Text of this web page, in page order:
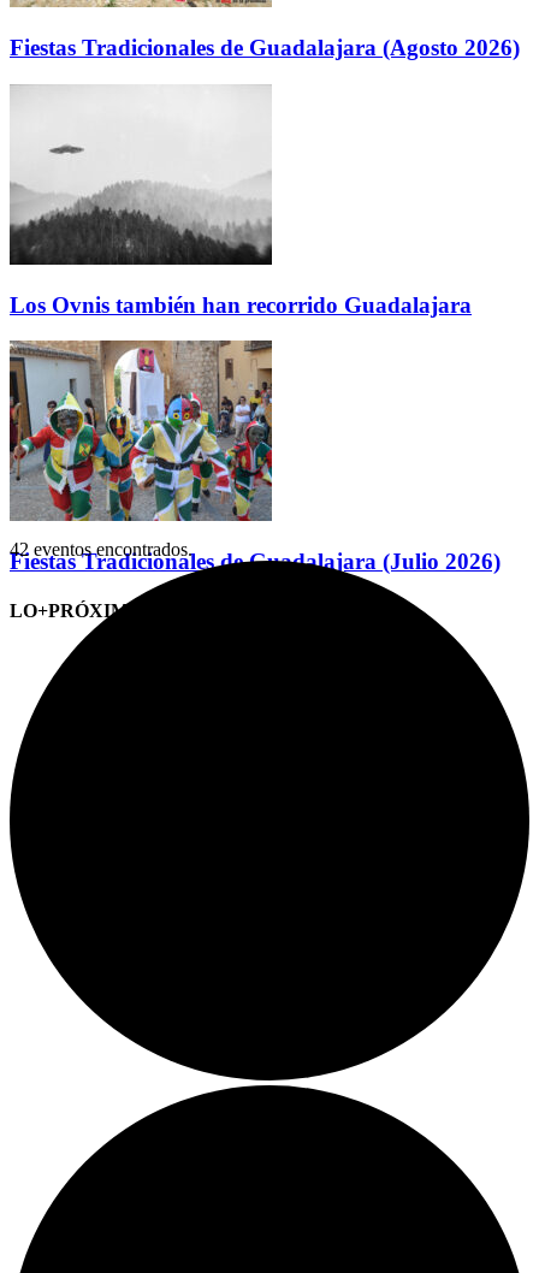
Fiestas Tradicionales de Guadalajara (Agosto 2026)
Los Ovnis también han recorrido Guadalajara
Fiestas Tradicionales de Guadalajara (Julio 2026)
LO+PRÓXIMO (CITAS)
42 eventos encontrados.